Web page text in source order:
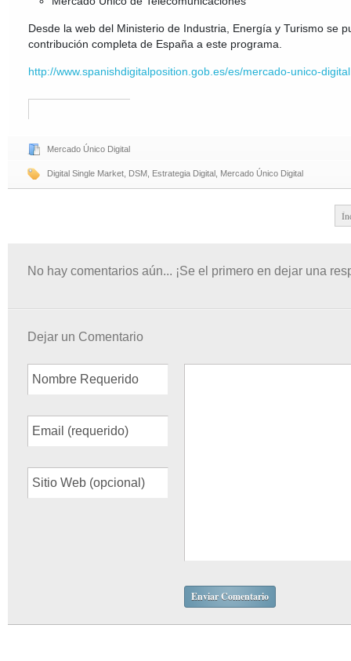
Desde la web del Ministerio de Industria, Energía y Turismo se
contribución completa de España a este programa.
http://www.spanishdigitalposition.gob.es/es/mercado-unico-digital
Mercado Único Digital
Digital Single Market DSM Estrategia Digital Mercado Único Digital
No hay comentarios aún... ¡Se el primero en dejar una
Dejar un Comentario